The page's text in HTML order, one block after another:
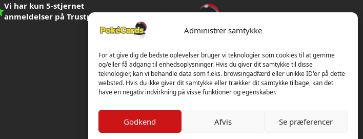
Administrer samtykke
For at give dig de bedste oplevelser bruger vi teknologier som cookies til at gemme
og/eller få adgang til enhedsoplysninger. Hvis du giver dit samtykke til disse
teknologier, kan vi behandle data som f.eks. browsingadfærd eller unikke ID'er på dette
websted. Hvis du ikke giver dit samtykke eller trækker dit samtykke tilbage, kan det
have en negativ indvirkning på visse funktioner og egenskaber.
Godkend Afvis Se præferencer
Vi har kun 5-stjernet
anmeldelser på Trustpilot